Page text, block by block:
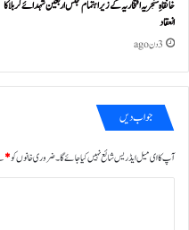
خانقاہِ سنجریہ افتخاریہ کے زیراہتمام مجلس اربعین شہدائے کربلا کا
انعقاد
3 دن ago
جواب دیں
آپ کا ای میل ایڈریس شائع نہیں کیا جائے گا۔ضروری خانوں کو*